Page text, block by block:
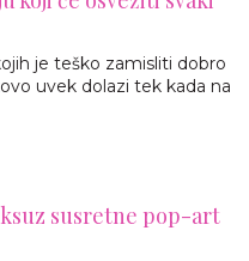
je teško zamisliti dobro
uvek dolazi tek kada na
susretne pop-art